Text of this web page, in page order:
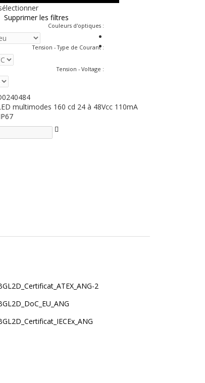
Supprimer les filtres
Couleurs d'optiques :
Tension - Type de Courant:
Tension - Voltage :
multimodes 160 cd 24 à 48Vcc 110mA
2